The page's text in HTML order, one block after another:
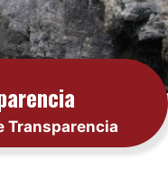
Transparencia